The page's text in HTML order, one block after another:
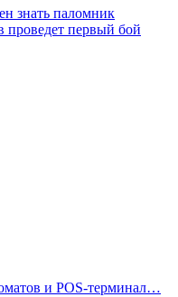
знать паломник
первый бой
и POS-терминал…